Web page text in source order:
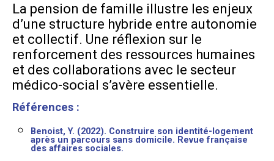
La pension de famille illustre les enjeux
d’une structure hybride entre autonomie
et collectif. Une réflexion sur le
renforcement des ressources humaines
et des collaborations avec le secteur
médico-social s’avère essentielle.
Références :
Benoist, Y. (2022). Construire son identité-logement
après un parcours sans domicile. Revue française
des affaires sociales.